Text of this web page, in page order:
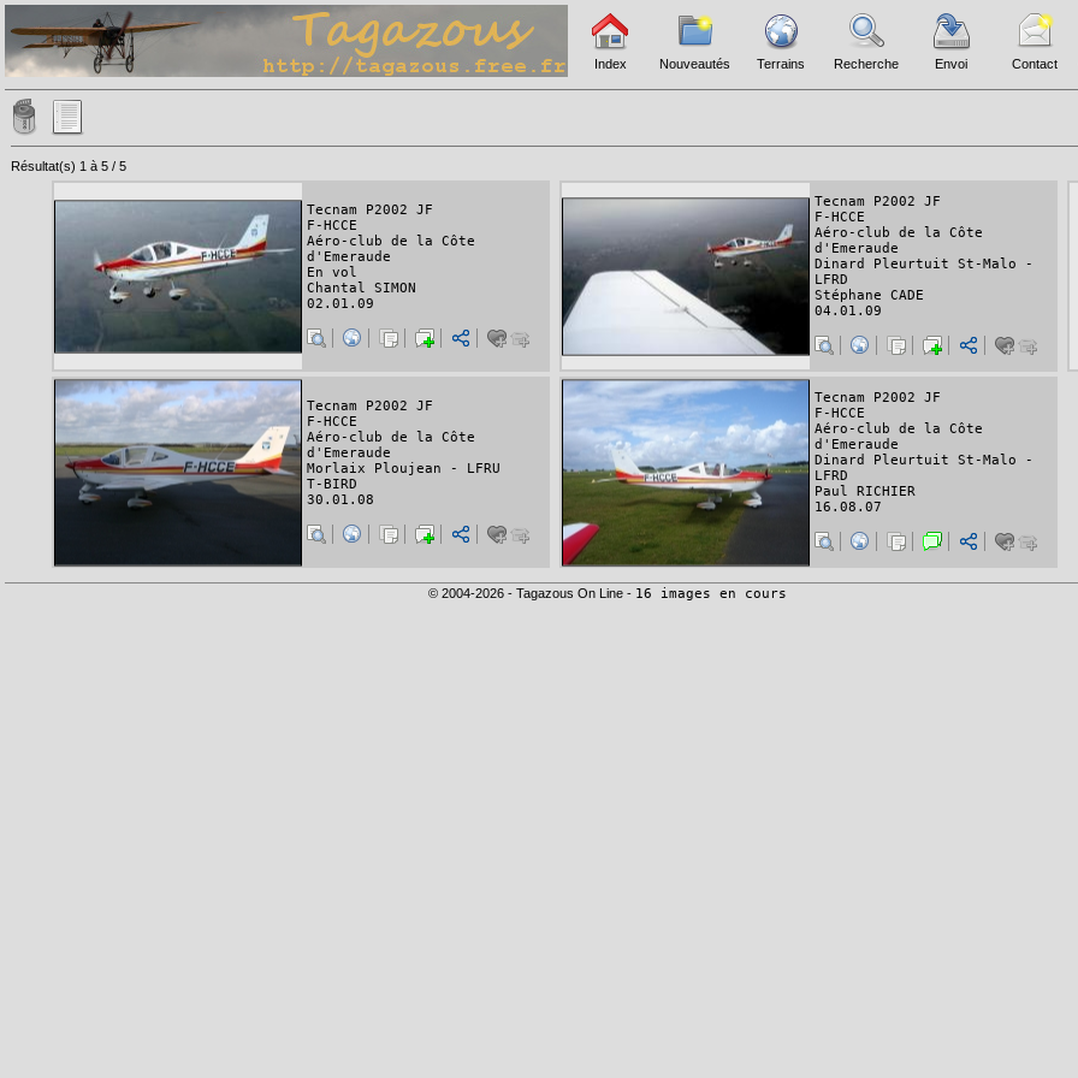
Index Nouveautés Terrains Recherche Envoi Contact
Résultat(s) 1 à 5 / 5
Tecnam P2002 JF
F-HCCE
Aéro-club de la Côte
d'Emeraude
En vol
Chantal SIMON
02.01.09
Tecnam P2002 JF
F-HCCE
Aéro-club de la Côte
d'Emeraude
Dinard Pleurtuit St-Malo -
LFRD
Stéphane CADE
04.01.09
Tecnam P2002 JF
F-HCCE
Aéro-club de la Côte
d'Emeraude
Morlaix Ploujean - LFRU
T-BIRD
30.01.08
Tecnam P2002 JF
F-HCCE
Aéro-club de la Côte
d'Emeraude
Dinard Pleurtuit St-Malo -
LFRD
Paul RICHIER
16.08.07
© 2004-2026 - Tagazous On Line - 16 images en cours